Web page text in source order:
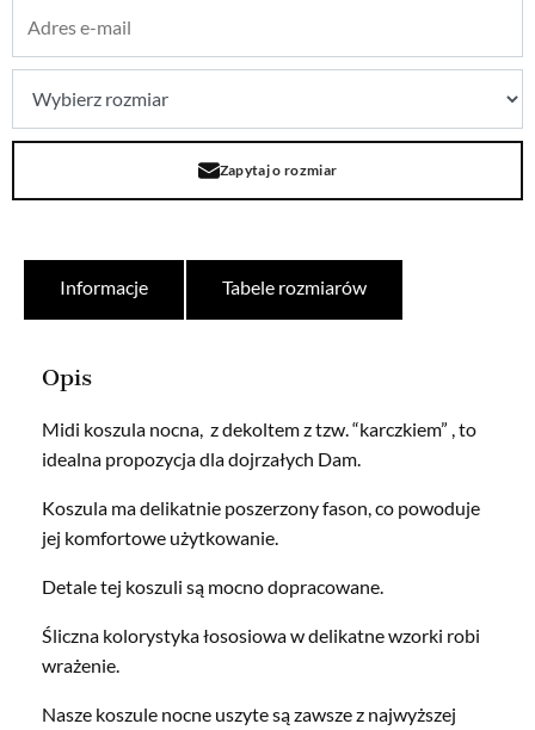
Zapytaj o rozmiar
Informacje Tabele rozmiarów
Opis
Midi koszula nocna, z dekoltem z tzw. “karczkiem” , to
idealna propozycja dla dojrzałych Dam.
Koszula ma delikatnie poszerzony fason, co powoduje
jej komfortowe użytkowanie.
Detale tej koszuli są mocno dopracowane.
Śliczna kolorystyka łososiowa w delikatne wzorki robi
wrażenie.
Nasze koszule nocne uszyte są zawsze z najwyższej